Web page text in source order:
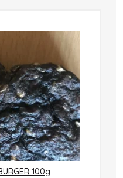
100g